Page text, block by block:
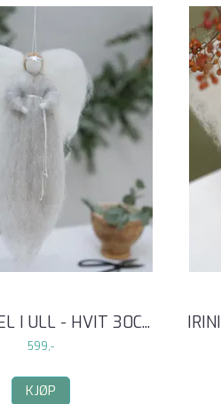
I ULL - HVIT 30C...
599,-
KJØP